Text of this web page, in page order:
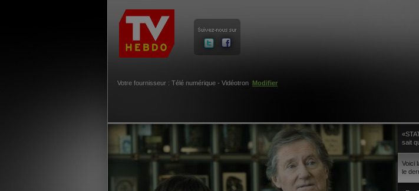
Votre fournisseur : Télé numérique - Vidéotron Modifier
sait
Voici
le